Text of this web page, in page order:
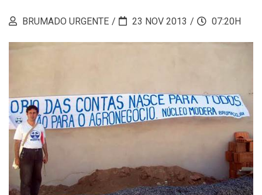
BRUMADO URGENTE 23 NOV 2013 07:20H